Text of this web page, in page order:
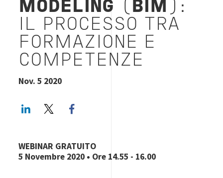
MODELING
( BIM
):
IL PROCESSO TRA
FORMAZIONE E
COMPETENZE
Nov. 5 2020
LinkedInTwitter
WEBINAR GRATUITO
5 Novembre 2020 • Ore 14.55 - 16.00